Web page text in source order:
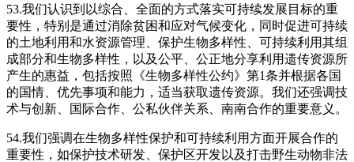
53.我们认识到以综合、全面的方式落实可持续发展目标的重
要性，特别是通过消除贫困和应对气候变化，同时促进可持续
的土地利用和水资源管理、保护生物多样性、可持续利用其组
成部分和生物多样性，以及公平、公正地分享利用遗传资源所
产生的惠益，包括按照《生物多样性公约》第1条并根据各国
的国情、优先事项和能力，适当获取遗传资源。我们还强调技
术与创新、国际合作、公私伙伴关系、南南合作的重要意义。
54.我们强调在生物多样性保护和可持续利用方面开展合作的
重要性，如保护技术研发、保护区开发以及打击野生动物非法